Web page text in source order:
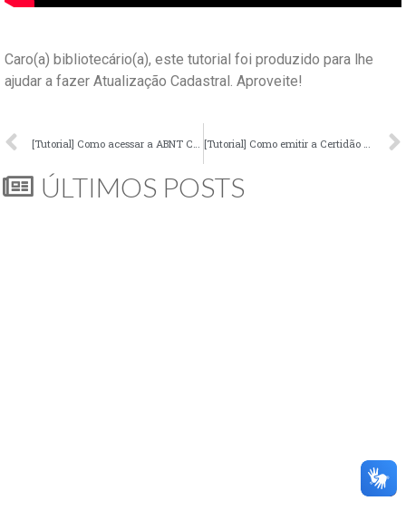
Caro(a) bibliotecário(a), este tutorial foi produzido para lhe
ajudar a fazer Atualização Cadastral. Aproveite!
ÚLTIMOS POSTS